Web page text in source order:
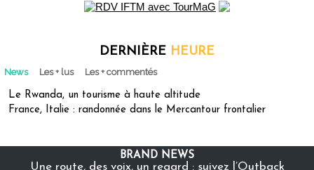
DERNIÈRE HEURE
News Les + lus Les + commentés
Le Rwanda, un tourisme à haute altitude
France, Italie : randonnée dans le Mercantour frontalier
BRAND NEWS
Une route, des voix, un regard : suivez l’Outback